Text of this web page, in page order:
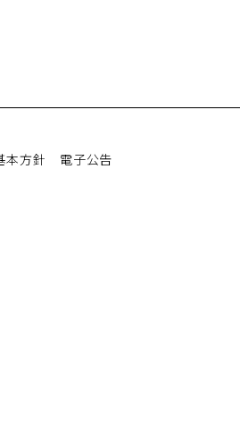
本方針 電子公告